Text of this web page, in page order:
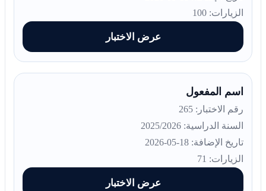
الزيارات: 100
عرض الاختبار
اسم المفعول
رقم الاختبار: 265
السنة الدراسية: 2025/2026
تاريخ الإضافة: 18-05-2026
الزيارات: 71
عرض الاختبار